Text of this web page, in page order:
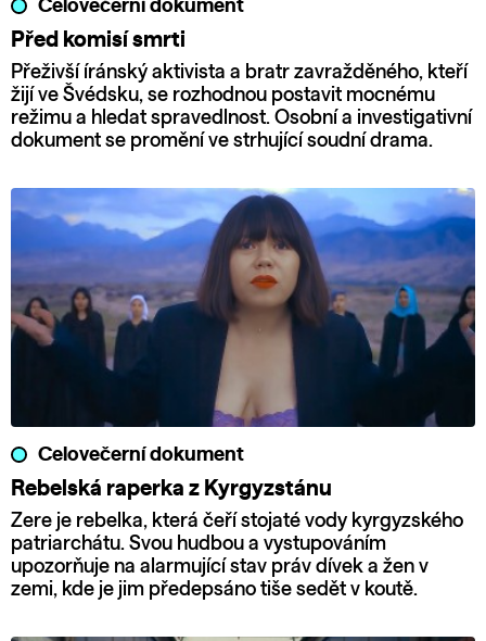
Celovečerní dokument
Před komisí smrti
Přeživší íránský aktivista a bratr zavražděného, kteří
žijí ve Švédsku, se rozhodnou postavit mocnému
režimu a hledat spravedlnost. Osobní a investigativní
dokument se promění ve strhující soudní drama.
Celovečerní dokument
Rebelská raperka z Kyrgyzstánu
Zere je rebelka, která čeří stojaté vody kyrgyzského
patriarchátu. Svou hudbou a vystupováním
upozorňuje na alarmující stav práv dívek a žen v
zemi, kde je jim předepsáno tiše sedět v koutě.